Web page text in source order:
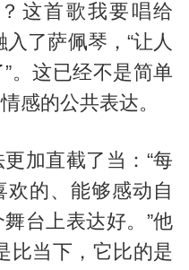
这首歌我要唱给
了萨佩琴，“让人
。这已经不是简单
感的公共表达。
加直截了当：“每
的、能够感动自
台上表达好。”他
比当下，它比的是